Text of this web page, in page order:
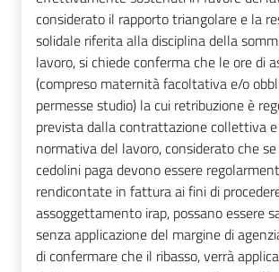
considerato il rapporto triangolare e la
solidale riferita alla disciplina della
lavoro, si chiede conferma che le ore di
(compreso maternità facoltativa e/o
permesse studio) la cui retribuzione è
prevista dalla contrattazione collettiva
normativa del lavoro, considerato che
cedolini paga devono essere
rendicontate in fattura ai fini di
assoggettamento irap, possano essere
senza applicazione del margine di
di confermare che il ribasso, verrà